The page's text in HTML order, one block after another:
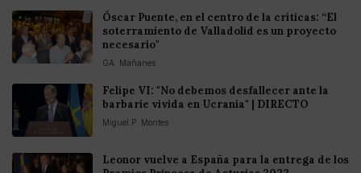
Óscar Puente, en el centro de la críticas: “El
soterramiento de Valladolid es un proyecto
necesario"
GA. Mañanes
Felipe VI: "No debemos desfallecer ante la
barbarie vivida en Ucrania" | DIRECTO
Miguel P. Montes
Leonor vuelve a España para la entrega de los